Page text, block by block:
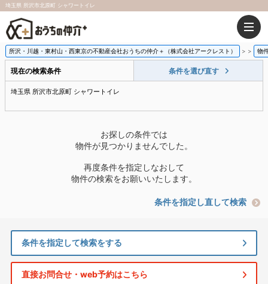
埼玉県 所沢市北原町 シャワートイレ
所沢・川越・東村山・西東京の不動産会社おうちの仲介＋（株式会社アークレスト） > 物
現在の検索条件 条件を選び直す
埼玉県 所沢市北原町 シャワートイレ
お探しの条件では
物件が見つかりませんでした。
再度条件を指定しなおして
物件の検索をお願いいたします。
条件を指定し直して検索
条件を指定して検索をする
直接お問合せ・web予約はこちら